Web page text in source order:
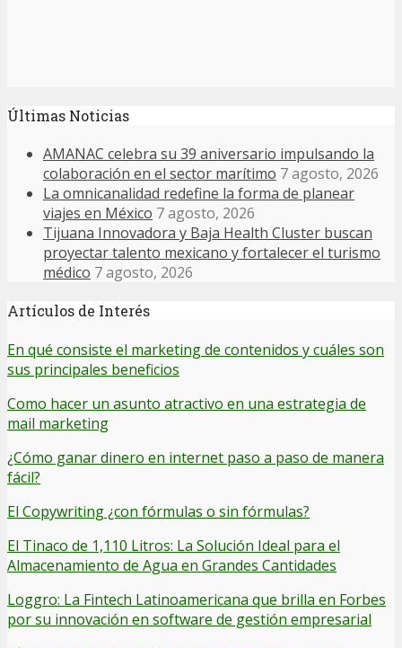
Últimas Noticias
AMANAC celebra su 39 aniversario impulsando la
colaboración en el sector marítimo 7 agosto, 2026
La omnicanalidad redefine la forma de planear
viajes en México 7 agosto, 2026
Tijuana Innovadora y Baja Health Cluster buscan
proyectar talento mexicano y fortalecer el turismo
médico 7 agosto, 2026
Artículos de Interés
En qué consiste el marketing de contenidos y cuáles son
sus principales beneficios
Como hacer un asunto atractivo en una estrategia de
mail marketing
¿Cómo ganar dinero en internet paso a paso de manera
fácil?
El Copywriting ¿con fórmulas o sin fórmulas?
El Tinaco de 1,110 Litros: La Solución Ideal para el
Almacenamiento de Agua en Grandes Cantidades
Loggro: La Fintech Latinoamericana que brilla en Forbes
por su innovación en software de gestión empresarial